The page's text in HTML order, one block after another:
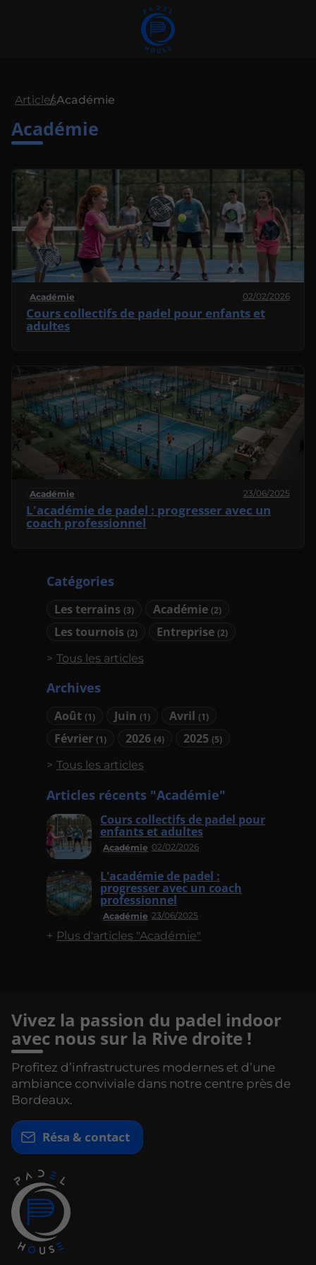
Catégories
Les terrains (3) Académie(2)
Les tournois (2) Entreprise(2)
Tous les articles
Archives
Août (1) Juin(1) Avril(1)
Février (1) 2026(4) 2025(5)
Tous les articles
Articles récents "Académie"
Académie 02/02/2026
Cours collectifs de padel pour
enfants et adultes
Académie 23/06/2025
L'académie de padel :
progresser avec un coach
professionnel
Plus d'articles "Académie"
ArticlesAcadémie
Académie
Académie 02/02/2026
Cours collectifs de padel pour enfants et
adultes
Académie 23/06/2025
L'académie de padel : progresser avec un
coach professionnel
Vivez la passion du padel indoor
avec nous sur la Rive droite !
Profitez d’infrastructures modernes et d’une
ambiance conviviale dans notre centre près de
Bordeaux.
Résa & contact